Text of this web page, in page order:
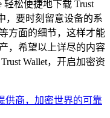
轻松便捷地下载 Trust
，要时刻留意设备的系
方面的细节，这样才能
，希望以上详尽的内容
Wallet，开启加密资
供商，加密世界的可靠